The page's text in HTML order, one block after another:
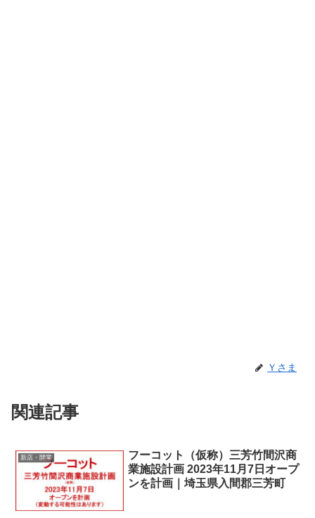
Ｙさま
関連記事
新店・開業
フーコット（仮称）三芳竹間沢商
業施設計画 2023年11月7日オープ
ンを計画｜埼玉県入間郡三芳町